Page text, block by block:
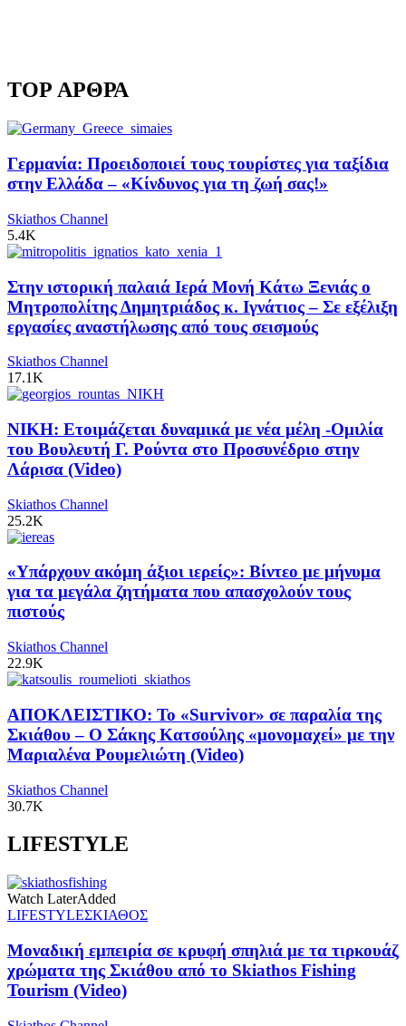
TOP ΑΡΘΡΑ
Γερμανία: Προειδοποιεί τους τουρίστες για ταξίδια
στην Ελλάδα – «Κίνδυνος για τη ζωή σας!»
Skiathos Channel
5.4K
Στην ιστορική παλαιά Ιερά Μονή Κάτω Ξενιάς ο
Μητροπολίτης Δημητριάδος κ. Ιγνάτιος – Σε εξέλιξη
εργασίες αναστήλωσης από τους σεισμούς
Skiathos Channel
17.1K
ΝΙΚΗ: Ετοιμάζεται δυναμικά με νέα μέλη -Ομιλία
του Βουλευτή Γ. Ρούντα στο Προσυνέδριο στην
Λάρισα (Video)
Skiathos Channel
25.2K
«Υπάρχουν ακόμη άξιοι ιερείς»: Βίντεο με μήνυμα
για τα μεγάλα ζητήματα που απασχολούν τους
πιστούς
Skiathos Channel
22.9K
ΑΠΟΚΛΕΙΣΤΙΚΟ: Το «Survivor» σε παραλία της
Σκιάθου – Ο Σάκης Κατσούλης «μονομαχεί» με την
Μαριαλένα Ρουμελιώτη (Video)
Skiathos Channel
30.7K
LIFESTYLE
Watch LaterAdded
LIFESTYLEΣΚΙΑΘΟΣ
Μοναδική εμπειρία σε κρυφή σπηλιά με τα τιρκουάζ
χρώματα της Σκιάθου από το Skiathos Fishing
Tourism (Video)